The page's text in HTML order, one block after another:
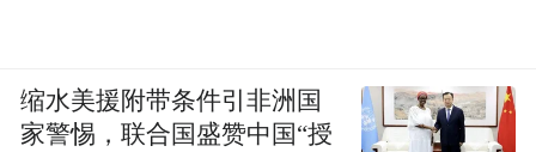
缩水美援附带条件引非洲国
家警惕，联合国盛赞中国“授